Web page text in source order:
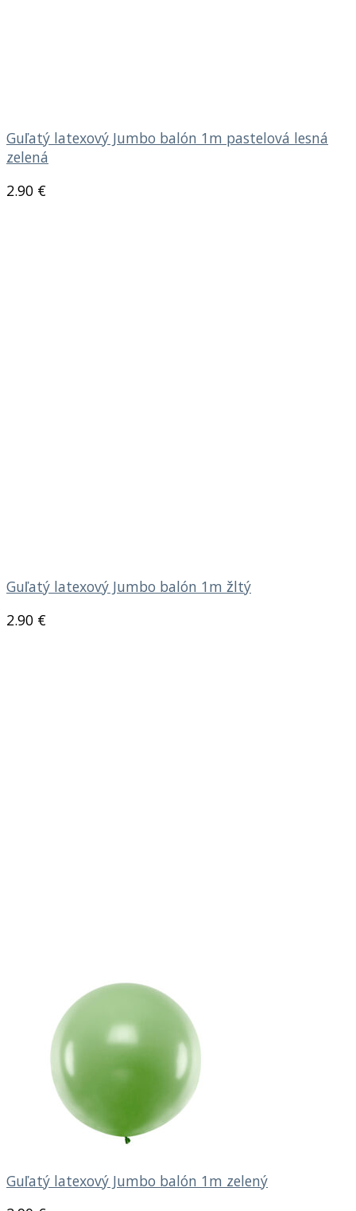
Guľatý latexový Jumbo balón 1m pastelová lesná
zelená
2.90 €
Guľatý latexový Jumbo balón 1m žltý
2.90 €
Guľatý latexový Jumbo balón 1m zelený